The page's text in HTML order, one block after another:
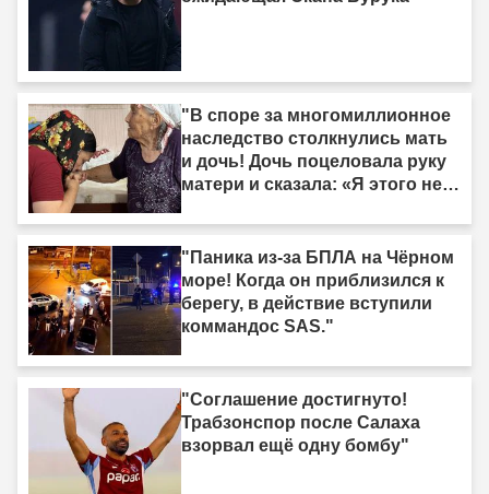
"В споре за многомиллионное
наследство столкнулись мать
и дочь! Дочь поцеловала руку
матери и сказала: «Я этого не
"Паника из-за БПЛА на Чёрном
море! Когда он приблизился к
берегу, в действие вступили
коммандос SAS."
"Соглашение достигнуто!
Трабзонспор после Салаха
взорвал ещё одну бомбу"